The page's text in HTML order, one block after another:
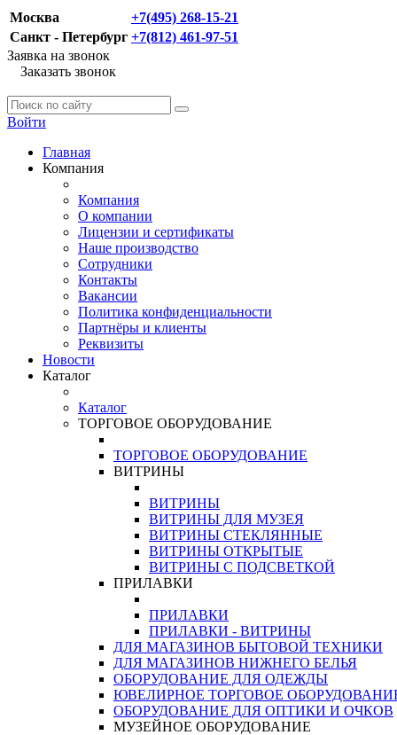
Москва
+7(495) 268-15-21
Санкт - Петербург +7(812) 461-97-51
Заявка на звонок
Заказать звонок
Войти
Главная
Компания
Компания
О компании
Лицензии и сертификаты
Наше производство
Сотрудники
Контакты
Вакансии
Политика конфиденциальности
Партнёры и клиенты
Реквизиты
Новости
Каталог
Каталог
ТОРГОВОЕ ОБОРУДОВАНИЕ
ТОРГОВОЕ ОБОРУДОВАНИЕ
ВИТРИНЫ
ВИТРИНЫ
ВИТРИНЫ ДЛЯ МУЗЕЯ
ВИТРИНЫ СТЕКЛЯННЫЕ
ВИТРИНЫ ОТКРЫТЫЕ
ВИТРИНЫ С ПОДСВЕТКОЙ
ПРИЛАВКИ
ПРИЛАВКИ
ПРИЛАВКИ - ВИТРИНЫ
ДЛЯ МАГАЗИНОВ БЫТОВОЙ ТЕХНИКИ
ДЛЯ МАГАЗИНОВ НИЖНЕГО БЕЛЬЯ
ОБОРУДОВАНИЕ ДЛЯ ОДЕЖДЫ
ЮВЕЛИРНОЕ ТОРГОВОЕ
ОБОРУДОВАНИЕ ДЛЯ ОПТИКИ И ОЧКОВ
МУЗЕЙНОЕ ОБОРУДОВАНИЕ